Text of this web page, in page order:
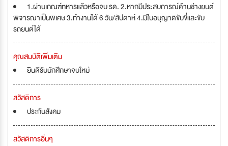
1.ผ่านเกณฑ์ทหารแล้วหรือจบ รด. 2.หากมีประสบการณ์ด้านช่างยนต์
พิจารณาเป็นพิเศษ 3.ทำงานได้ 6 วัน/สัปดาห์ 4.มีใบอนุญาติขับขี่และขับ
รถยนต์ได้
คุณสมบัติเพิ่มเติม
ยินดีรับนักศึกษาจบใหม่
สวัสดิการ
ประกันสังคม
สวัสดิการอื่นๆ